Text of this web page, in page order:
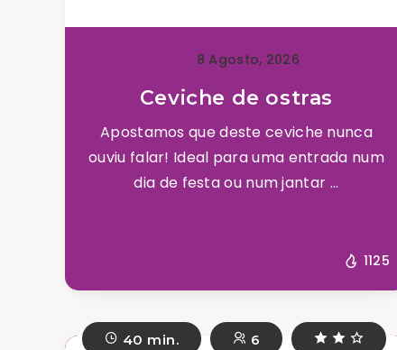
8 Agosto, 2026
Ceviche de ostras
Apostamos que deste ceviche nunca
ouviu falar! Ideal para uma entrada num
dia de festa ou num jantar ...
1125
40 min. 6